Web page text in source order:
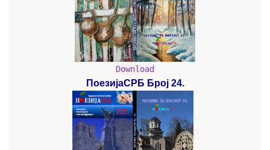
Download
ПоезијаСРБ Број 24.